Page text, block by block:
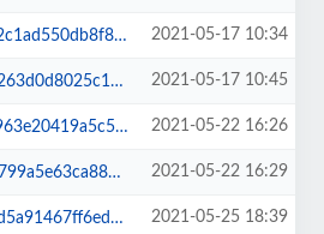
2021-05-17 10:34
2021-05-17 10:45
2021-05-22 16:26
2021-05-22 16:29
2021-05-25 18:39